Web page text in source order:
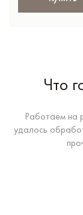
Что
Работаем на
удалось